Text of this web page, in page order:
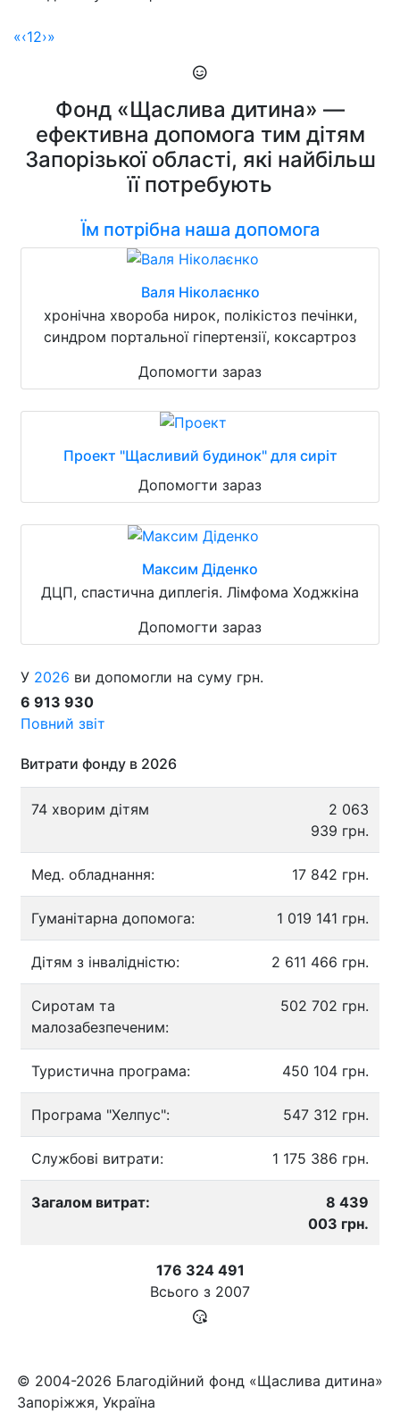
«‹12›»
Фонд «Щаслива дитина» —
ефективна допомога тим дітям
Запорізької області, які найбільш
її потребують
Їм потрібна наша допомога
Валя Ніколаєнко
хронічна хвороба нирок, полікістоз печінки,
синдром портальної гіпертензії, коксартроз
Допомогти зараз
Проект "Щасливий будинок" для сиріт
Допомогти зараз
Максим Діденко
ДЦП, спастична диплегія. Лімфома Ходжкіна
Допомогти зараз
У 2026 ви допомогли на суму грн.
6 913 930
Повний звіт
Витрати фонду в 2026
74 хворим дітям
2 063
939 грн.
Мед. обладнання: 17 842 грн.
Гуманітарна допомога: 1 019 141 грн.
Дітям з інвалідністю: 2 611 466 грн.
Сиротам та
малозабезпеченим:
502 702 грн.
Туристична програма: 450 104 грн.
Програма "Хелпус": 547 312 грн.
Службові витрати: 1 175 386 грн.
Загалом витрат:
8 439
003 грн.
176 324 491
Всього з 2007
© 2004-2026 Благодійний фонд «Щаслива дитина»
Запоріжжя, Україна